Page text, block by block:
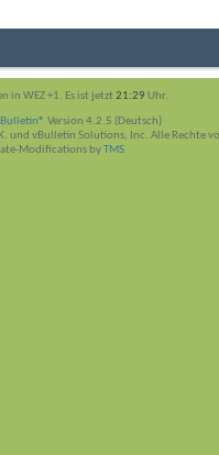
in WEZ +1. Es ist jetzt21:29 Uhr.
Version 4.2.5 (Deutsch)
und vBulletin Solutions, Inc. Alle Rechte
Modifications byTMS